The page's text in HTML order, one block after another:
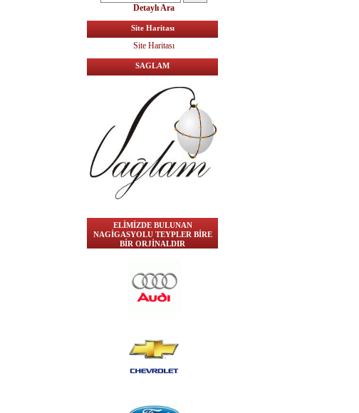
Detaylı Ara
Site Haritası
Site Haritası
SAGLAM
ELİMİZDE BULUNAN
NAGİGASYOLU TEYPLER BİRE
BİR ORJİNALDIR